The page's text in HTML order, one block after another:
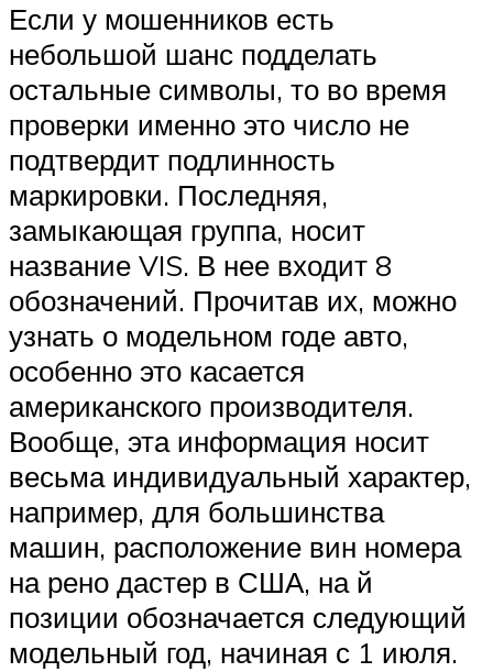
Если у мошенников есть
небольшой шанс подделать
остальные символы, то во время
проверки именно это число не
подтвердит подлинность
маркировки. Последняя,
замыкающая группа, носит
название VIS. В нее входит 8
обозначений. Прочитав их, можно
узнать о модельном годе авто,
особенно это касается
американского производителя.
Вообще, эта информация носит
весьма индивидуальный характер,
например, для большинства
машин, расположение вин номера
на рено дастер в США, на й
позиции обозначается следующий
модельный год, начиная с 1 июля.